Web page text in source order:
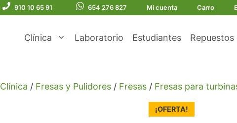
910 10 65 91 654 276 827 Mi cuenta Carro
Clínica Laboratorio Estudiantes Repuestos
Clínica / Fresas y Pulidores / Fresas / Fresas para
¡OFERTA!